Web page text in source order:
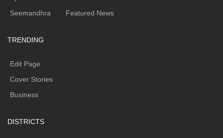
Seemandhra
Featured News
TRENDING
Edit Page
Cover Stories
Business
DISTRICTS